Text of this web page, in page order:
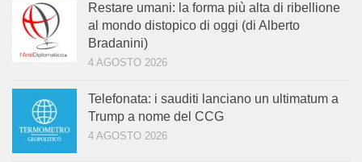
Restare umani: la forma più alta di ribellione
al mondo distopico di oggi (di Alberto
Bradanini)
4 AGOSTO 2026
Telefonata: i sauditi lanciano un ultimatum a
Trump a nome del CCG
4 AGOSTO 2026